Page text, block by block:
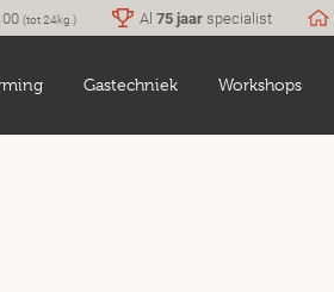
(tot 24kg.) Al 75 jaarspecialist
Gastechniek Workshops